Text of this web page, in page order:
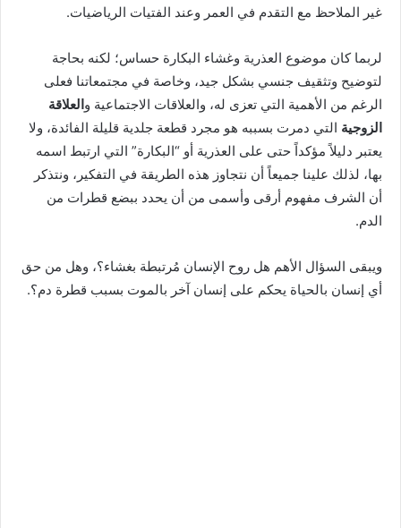
غير الملاحظ مع التقدم في العمر وعند الفتيات الرياضيات.
لربما كان موضوع العذرية وغشاء البكارة حساس؛ لكنه بحاجة
لتوضيح وتثقيف جنسي بشكل جيد، وخاصة في مجتمعاتنا فعلى
الرغم من الأهمية التي تعزى له، والعلاقات الاجتماعية و العلاقة
الزوجية التي دمرت بسببه هو مجرد قطعة جلدية قليلة الفائدة، ولا
يعتبر دليلاً مؤكداً حتى على العذرية أو “البكارة” التي ارتبط اسمه
بها، لذلك علينا جميعاً أن نتجاوز هذه الطريقة في التفكير، ونتذكر
أن الشرف مفهوم أرقى وأسمى من أن يحدد ببضع قطرات من
الدم.
ويبقى السؤال الأهم هل روح الإنسان مُرتبطة بغشاء؟، وهل من حق
أي إنسان بالحياة يحكم على إنسان آخر بالموت بسبب قطرة دم؟.